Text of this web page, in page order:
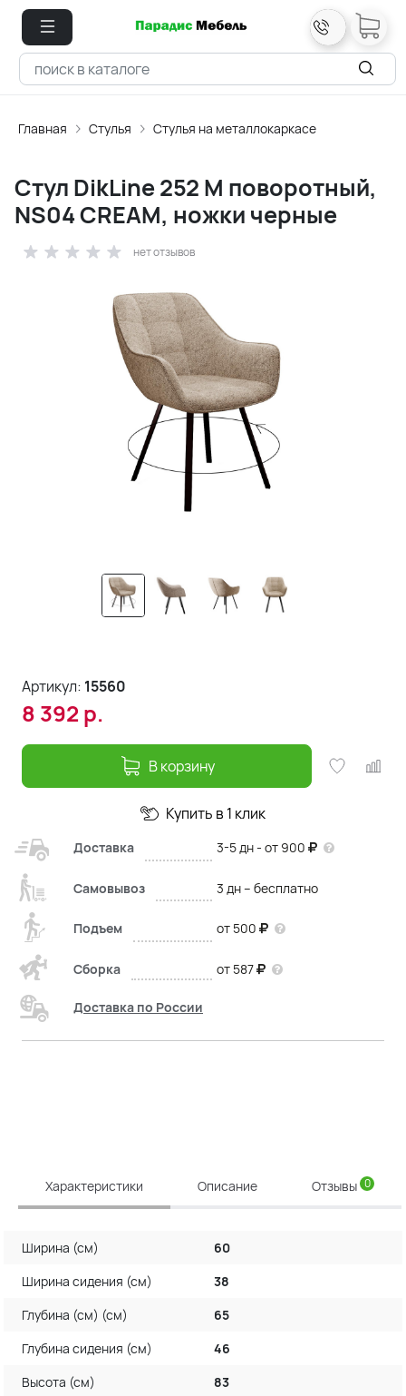
Главная Стулья Стулья на металлокаркасе
Стул DikLine 252 М поворотный,
NS04 CREAM, ножки черные
нет отзывов
Артикул: 15560
8 392р.
В корзину
Купить в 1 клик
Доставка 3-5 дн - от 900
Самовывоз 3 дн – бесплатно
Подъем от 500
Сборка от 587
Доставка по России
Характеристики Описание Отзывы 0
Ширина (см)
60
Ширина сидения (см)
38
Глубина (см) (см)
65
Глубина сидения (см)
46
Высота (см)
83